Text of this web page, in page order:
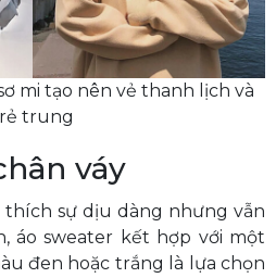
mi tạo nên vẻ thanh lịch và
trung
váy
thích sự dịu dàng nhưng vẫn
áo sweater kết hợp với một
đen hoặc trắng là lựa chọn